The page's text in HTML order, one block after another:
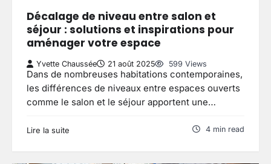
Décalage de niveau entre salon et
séjour : solutions et inspirations pour
aménager votre espace
Yvette Chaussée 21 août 2025 599 Views
Dans de nombreuses habitations contemporaines,
les différences de niveaux entre espaces ouverts
comme le salon et le séjour apportent une…
Lire la suite 4 min read